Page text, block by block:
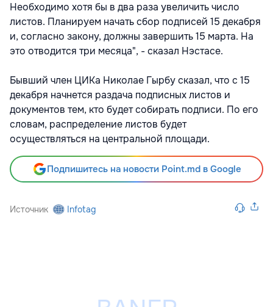
Необходимо хотя бы в два раза увеличить число
листов. Планируем начать сбор подписей 15 декабря
и, согласно закону, должны завершить 15 марта. На
это отводится три месяца", - сказал Нэстасе.
Бывший член ЦИКа Николае Гырбу сказал, что с 15
декабря начнется раздача подписных листов и
документов тем, кто будет собирать подписи. По его
словам, распределение листов будет
осуществляться на центральной площади.
Подпишитесь на новости Point.md в Google
Источник Infotag